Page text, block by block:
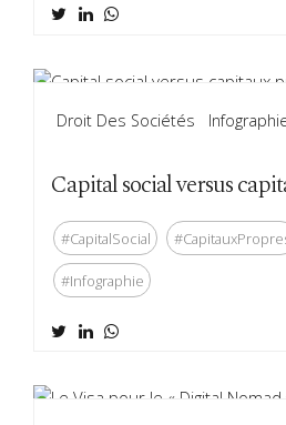
Droit Des Sociétés
Capital social versus
#CapitalSocial
#Infographie